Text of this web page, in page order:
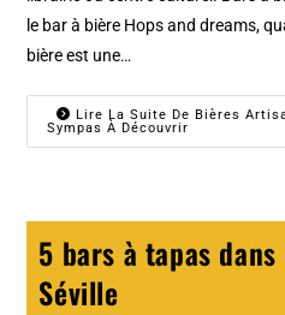
le bar à bière Hops and dreams,
bière est une…
Lire La Suite De Bières
Sympas À Découvrir
5 bars à tapas
Séville